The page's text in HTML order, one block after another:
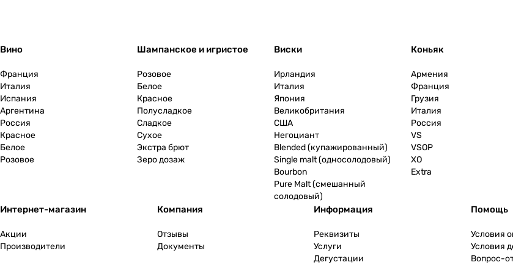
Вино
Франция
Италия
Испания
Аргентина
Россия
Красное
Белое
Розовое
Шампанское и игристое
Розовое
Белое
Красное
Полусладкое
Сладкое
Сухое
Экстра брют
Зеро дозаж
Виски
Ирландия
Италия
Япония
Великобритания
США
Негоциант
Blended (купажированный)
Single malt (односолодовый)
Bourbon
Pure Malt (смешанный
солодовый)
Коньяк
Армения
Франция
Грузия
Италия
Россия
VS
VSOP
XO
Extra
Интернет-магазин
Акции
Производители
Компания
Отзывы
Документы
Информация
Реквизиты
Услуги
Дегустации
Помощь
Условия
Условия
Вопрос-